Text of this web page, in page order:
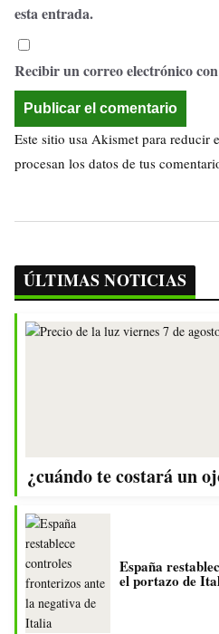
esta entrada.
Recibir un correo electrónico
Este sitio usa Akismet para reducir
procesan los datos de tus
ÚLTIMAS NOTICIAS
¿cuándo te costará un
España
el portazo de